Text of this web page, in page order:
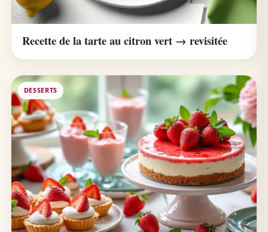
Recette de la tarte au citron vert → revisitée
DESSERTS